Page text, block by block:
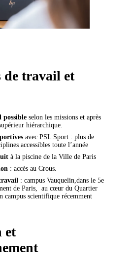
de travail et
possible selon les missions et après
hiérarchique.
avec PSL Sport : plus de
accessibles toute l’année
à la piscine de la Ville de Paris
: accès au Crous.
: campus Vauquelin,dans le 5e
de Paris, au cœur du Quartier
campus scientifique récemment
et